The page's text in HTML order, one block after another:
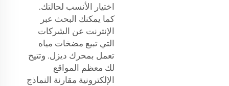
اختيار الأنسب لحالتك.
كما يمكنك البحث عبر
الإنترنت عن الشركات
التي تبيع مضخات مياه
تعمل بمحرك ديزل. وتتيح
لك معظم المواقع
الإلكترونية مقارنة النماذج